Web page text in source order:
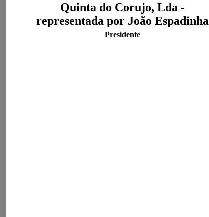
Quinta do Corujo, Lda -
representada por João Espadinha
Presidente